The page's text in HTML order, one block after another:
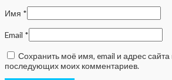
Имя *
Email *
Сохранить моё имя, email и адрес сайта
последующих моих комментариев.